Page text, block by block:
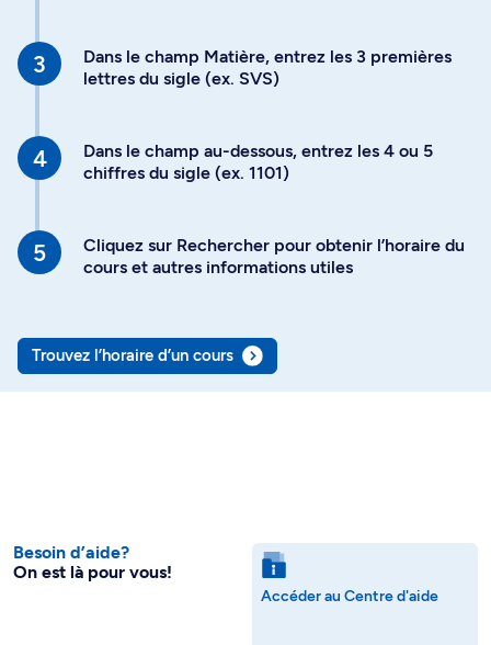
Dans le champ Matière, entrez les 3 premières
lettres du sigle (ex. SVS)
Dans le champ au-dessous, entrez les 4 ou 5
chiffres du sigle (ex. 1101)
Cliquez sur Rechercher pour obtenir l’horaire du
cours et autres informations utiles
Trouvez l’horaire d’un cours
Besoin d’aide?
On est là pour vous!
Accéder au Centre d'aide